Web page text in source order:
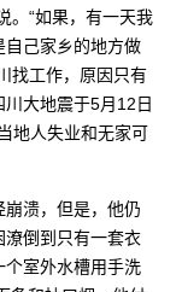
。“如果，有一天我
自己家乡的地方做
找工作，原因只有
大地震于5月12日
地人失业和无家可
溃，但是，他仍
潦倒到只有一套衣
个室外水槽用手洗